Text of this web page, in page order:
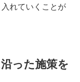
れていくことが
った施策を